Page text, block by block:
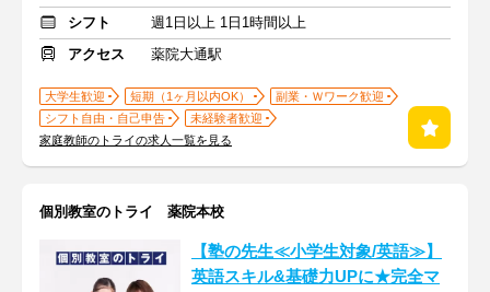
シフト
週1日以上 1日1時間以上
アクセス
薬院大通駅
大学生歓迎 短期（1ヶ月以内OK）
副業・Ｗワーク歓迎
シフト自由・自己申告
未経験者歓迎
家庭教師のトライの求人一覧を見る
個別教室のトライ 薬院本校
【塾の先生≪小学生対象/英語≫】
英語スキル&基礎力UPに★完全マ